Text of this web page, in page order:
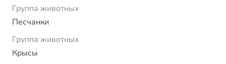
Группа животных
Песчанки
Группа животных
Крысы